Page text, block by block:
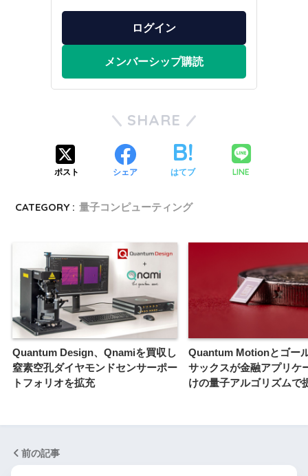
ログイン
メンバーシップ購読
SHARE
ポスト シェア はてブ LINE
CATEGORY : 量子コンピューティング
Quantum Design、Qnamiを買収し
窒素空孔ダイヤモンドセンサーポー
トフォリオを拡充
Quantum Motionとゴー
サックスが金融アプリケ
けの量子アルゴリズムで
前の記事